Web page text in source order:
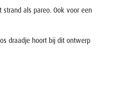
als pareo. Ook voor een
draadje hoort bij dit ontwerp